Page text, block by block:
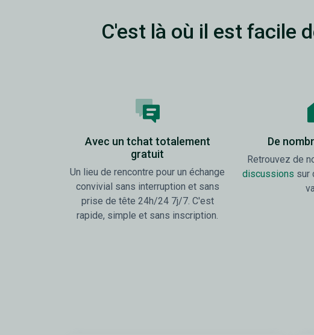
C'est là où il est facile
Avec un tchat totalement
gratuit
Un lieu de rencontre pour un échange
convivial sans interruption et sans
prise de tête 24h/24 7j/7. C'est
rapide, simple et sans inscription.
De
Retrouvez de
discussions sur